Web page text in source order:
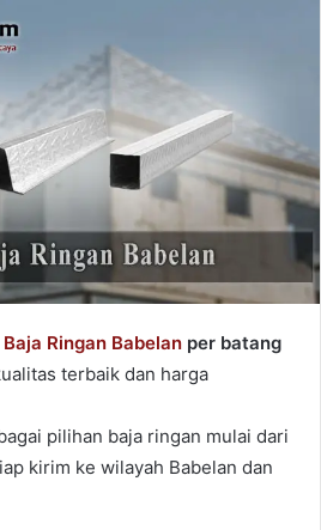
Ringan Babelan per batang
terbaik dan harga
pilihan baja ringan mulai dari
kirim ke wilayah Babelan dan